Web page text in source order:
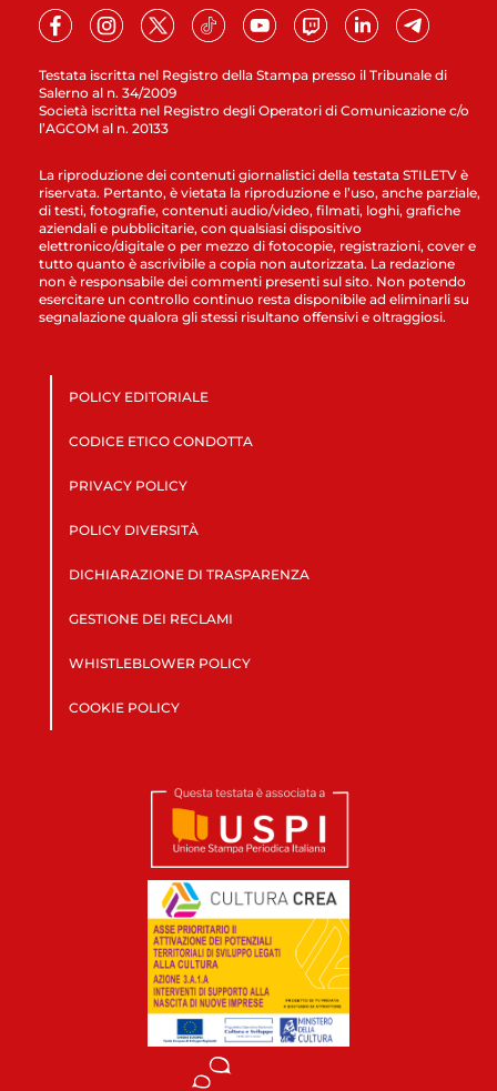
Testata iscritta nel Registro della Stampa presso il Tribunale di
Salerno al n. 34/2009
Società iscritta nel Registro degli Operatori di Comunicazione c/o
l’AGCOM al n. 20133
La riproduzione dei contenuti giornalistici della testata STILETV è
riservata. Pertanto, è vietata la riproduzione e l’uso, anche parziale,
di testi, fotografie, contenuti audio/video, filmati, loghi, grafiche
aziendali e pubblicitarie, con qualsiasi dispositivo
elettronico/digitale o per mezzo di fotocopie, registrazioni, cover e
tutto quanto è ascrivibile a copia non autorizzata. La redazione
non è responsabile dei commenti presenti sul sito. Non potendo
esercitare un controllo continuo resta disponibile ad eliminarli su
segnalazione qualora gli stessi risultano offensivi e oltraggiosi.
POLICY EDITORIALE
CODICE ETICO CONDOTTA
PRIVACY POLICY
POLICY DIVERSITÀ
DICHIARAZIONE DI TRASPARENZA
GESTIONE DEI RECLAMI
WHISTLEBLOWER POLICY
COOKIE POLICY